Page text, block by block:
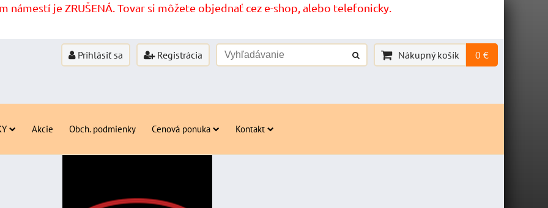
námestí je ZRUŠENÁ. Tovar si môžete objednať cez e-shop, alebo telefonicky.
Prihlásiť sa Registrácia Nákupný košík 0 €
Akcie Obch. podmienky Cenová ponuka Kontakt